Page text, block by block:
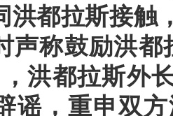
洪都拉斯接触
声称鼓励洪
洪都拉斯外
谣，重申双